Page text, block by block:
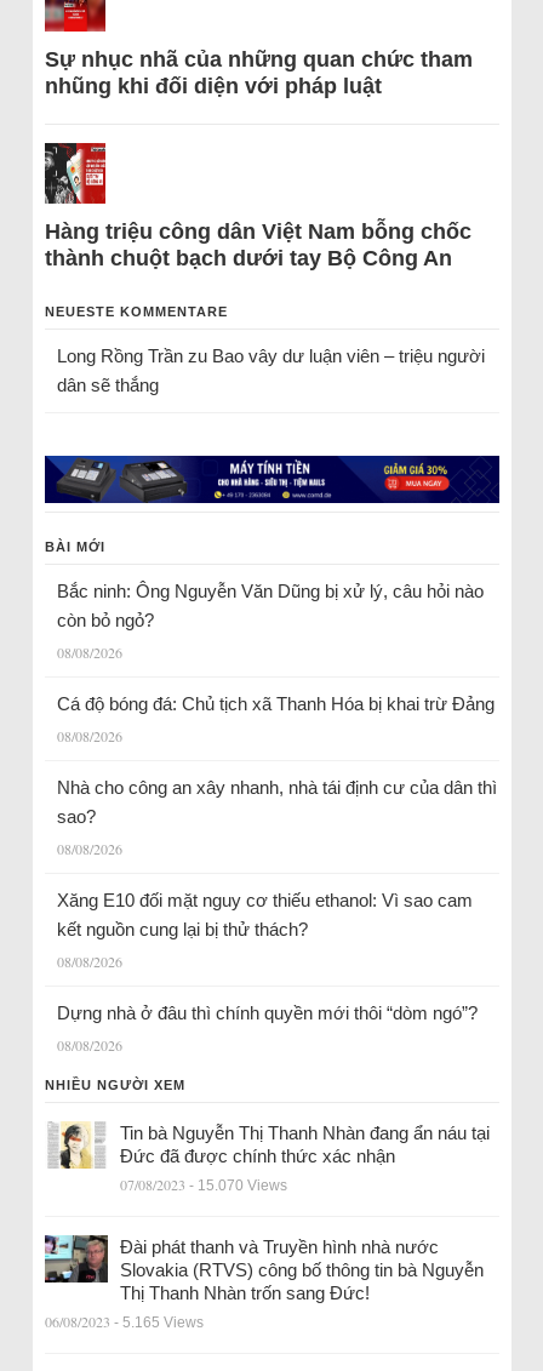
Sự nhục nhã của những quan chức tham
nhũng khi đối diện với pháp luật
Hàng triệu công dân Việt Nam bỗng chốc
thành chuột bạch dưới tay Bộ Công An
NEUESTE KOMMENTARE
Long Rồng Trầnzu Bao vây dư luận viên – triệu người
dân sẽ thắng
BÀI MỚI
Bắc ninh: Ông Nguyễn Văn Dũng bị xử lý, câu hỏi nào
còn bỏ ngỏ?
08/08/2026
Cá độ bóng đá: Chủ tịch xã Thanh Hóa bị khai trừ Đảng
08/08/2026
Nhà cho công an xây nhanh, nhà tái định cư của dân thì
sao?
08/08/2026
Xăng E10 đối mặt nguy cơ thiếu ethanol: Vì sao cam
kết nguồn cung lại bị thử thách?
08/08/2026
Dựng nhà ở đâu thì chính quyền mới thôi “dòm ngó”?
08/08/2026
NHIỀU NGƯỜI XEM
Tin bà Nguyễn Thị Thanh Nhàn đang ẩn náu tại
Đức đã được chính thức xác nhận
07/08/2023 - 15.070 Views
Đài phát thanh và Truyền hình nhà nước
Slovakia (RTVS) công bố thông tin bà Nguyễn
Thị Thanh Nhàn trốn sang Đức!
06/08/2023 - 5.165 Views